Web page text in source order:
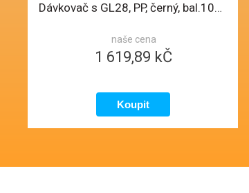
Dávkovač s GL28, PP, černý, bal.100ks, délka stonku 190mm, D2
naše cena
1 619,89 kČ